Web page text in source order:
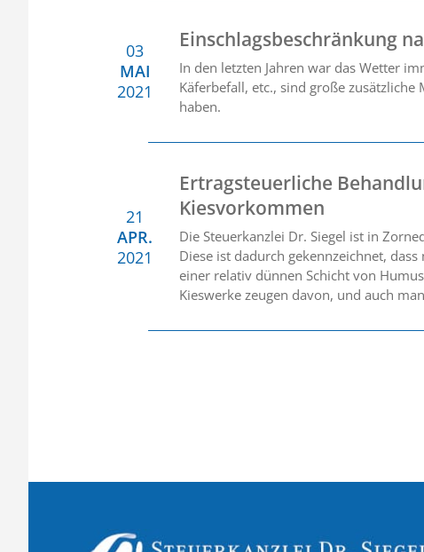
03
MAI
2021
Einschlagsbeschränkung
In den letzten Jahren war das Wetter
Käferbefall, etc., sind große
haben.
21
APR.
2021
Ertragsteuerliche
Kiesvorkommen
Die Steuerkanzlei Dr. Siegel ist in
Diese ist dadurch gekennzeichnet, dass
einer relativ dünnen Schicht von
Kieswerke zeugen davon, und auch